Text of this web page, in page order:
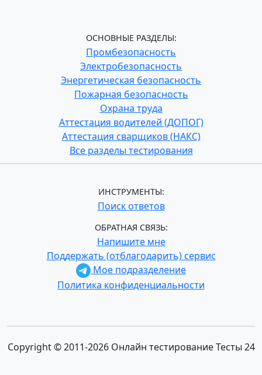
ОСНОВНЫЕ РАЗДЕЛЫ:
Промбезопасность
Электробезопасность
Энергетическая безопасность
Пожарная безопасность
Охрана труда
Аттестация водителей (ДОПОГ)
Аттестация сварщиков (НАКС)
Все разделы тестирования
ИНСТРУМЕНТЫ:
Поиск ответов
ОБРАТНАЯ СВЯЗЬ:
Напишите мне
Поддержать (отблагодарить) сервис
Мое подразделение
Политика конфиденциальности
Copyright © 2011-2026 Онлайн тестирование Тесты 24